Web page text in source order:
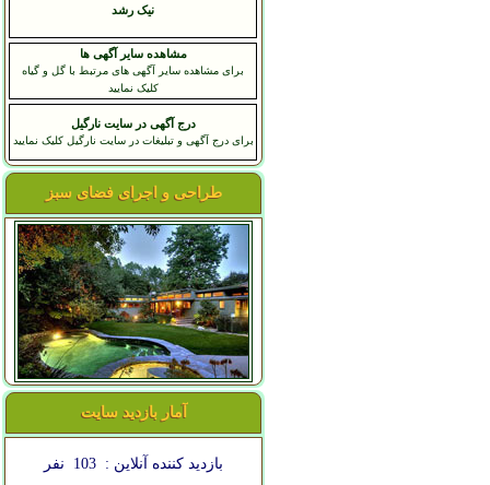
نيک رشد
مشاهده سایر آگهی ها
برای مشاهده سایر آگهی های مرتبط با گل و گیاه
کلیک نمایید
درج آگهی در سایت نارگیل
برای درج آگهی و تبلیغات در سایت نارگیل کلیک نمایید
طراحی و اجرای فضای سبز
آمار بازدید سایت
بازدید کننده آنلاین : 103 نفر